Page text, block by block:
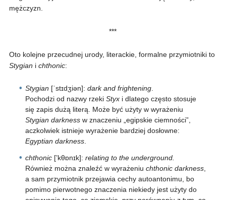
mężczyzn.
***
Oto kolejne przecudnej urody, literackie, formalne przymiotniki to
Stygian i chthonic:
Stygian [ˈstɪdʒiən]: dark and frightening.
Pochodzi od nazwy rzeki Styxi dlatego często stosuje
się zapis dużą literą. Może być użyty w wyrażeniu
Stygian darknessw znaczeniu „egipskie ciemności”,
aczkolwiek istnieje wyrażenie bardziej dosłowne:
Egyptian darkness.
chthonic [’kθɒnɪk]: relating to the underground.
Również można znaleźć w wyrażeniu chthonic darkness,
a sam przymiotnik przejawia cechy autoantonimu, bo
pomimo pierwotnego znaczenia niekiedy jest użyty do